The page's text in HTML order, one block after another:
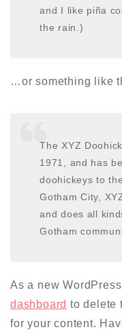
and I like piña
the rain.)
…or something like
The XYZ
1971, and has
doohickeys to
Gotham City,
and does all
Gotham
As a new
dashboard to delete
for your content.